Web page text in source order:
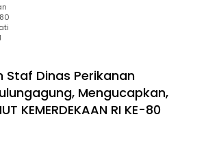
Staf Dinas Perikanan
Mengucapkan,
KEMERDEKAAN RI KE-80